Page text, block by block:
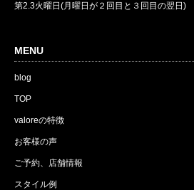
第2.3火曜日(月曜日が２回目と３回目の翌日)
MENU
blog
TOP
valoreの特徴
お客様の声
ご予約、店舗情報
スタイル例